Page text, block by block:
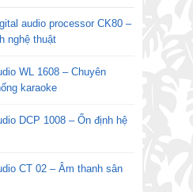
audio processor CK80 –
nghệ thuật
WL 1608 – Chuyên
karaoke
DCP 1008 – Ổn định hệ
CT 02 – Âm thanh sân